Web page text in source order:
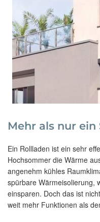
Mehr als nur
Ein Rollladen ist ein sehr
Hochsommer die Wärme
angenehm kühles
spürbare Wärmeisolierung,
einsparen. Doch das ist
weit mehr Funktionen als